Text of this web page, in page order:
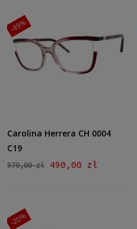
Carolina Herrera CH 0004
C19
970,00 zł 490,00 zł
-49%
-20%